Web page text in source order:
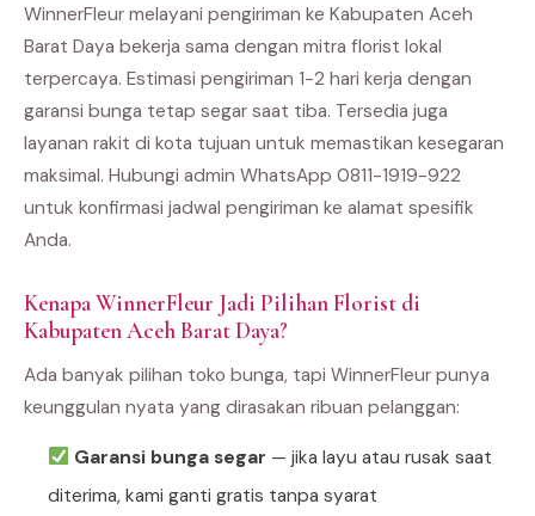
WinnerFleur melayani pengiriman ke Kabupaten Aceh
Barat Daya bekerja sama dengan mitra florist lokal
terpercaya. Estimasi pengiriman 1-2 hari kerja dengan
garansi bunga tetap segar saat tiba. Tersedia juga
layanan rakit di kota tujuan untuk memastikan kesegaran
maksimal. Hubungi admin WhatsApp 0811-1919-922
untuk konfirmasi jadwal pengiriman ke alamat spesifik
Anda.
Kenapa WinnerFleur Jadi Pilihan Florist di
Kabupaten Aceh Barat Daya?
Ada banyak pilihan toko bunga, tapi WinnerFleur punya
keunggulan nyata yang dirasakan ribuan pelanggan:
Garansi bunga segar — jika layu atau rusak saat
diterima, kami ganti gratis tanpa syarat